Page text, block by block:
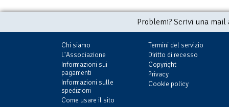
Problemi? Scrivi una
Chi siamo
L'Associazione
Informazioni sui
pagamenti
Informazioni sulle
spedizioni
Come usare il sito
Termini del servizio
Diritto di recesso
Copyright
Privacy
Cookie policy